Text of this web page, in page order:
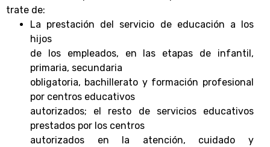
trate de:
La prestación del servicio de educación a los
hijos
de los empleados, en las etapas de infantil,
primaria, secundaria
obligatoria, bachillerato y formación profesional
por centros educativos
autorizados; el resto de servicios educativos
prestados por los centros
autorizados en la atención, cuidado y